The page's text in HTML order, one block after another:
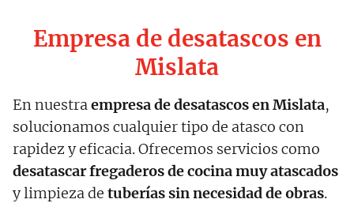
Empresa de desatascos en
Mislata
En nuestraempresa de desatascos en Mislata,
solucionamos cualquier tipo de atasco con
rapidez y eficacia. Ofrecemos servicios como
desatascar fregaderos de cocina muy atascados
y limpieza de tuberías sin necesidad de obras.